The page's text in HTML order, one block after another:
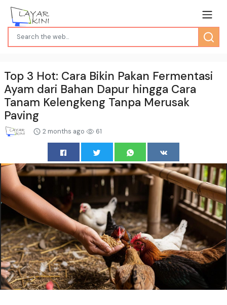
Top 3 Hot: Cara Bikin Pakan Fermentasi
Ayam dari Bahan Dapur hingga Cara
Tanam Kelengkeng Tanpa Merusak
Paving
2 months ago 61